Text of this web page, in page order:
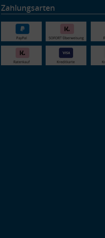
Zahlungsarten